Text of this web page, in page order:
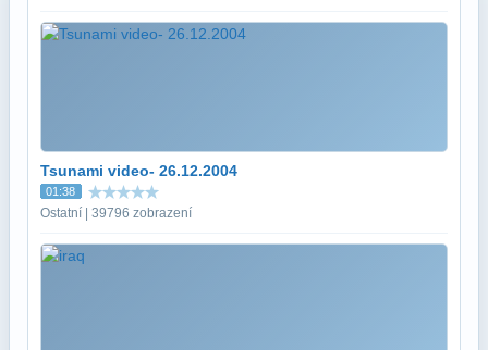
Tsunami video- 26.12.2004
01:38
Ostatní | 39796 zobrazení